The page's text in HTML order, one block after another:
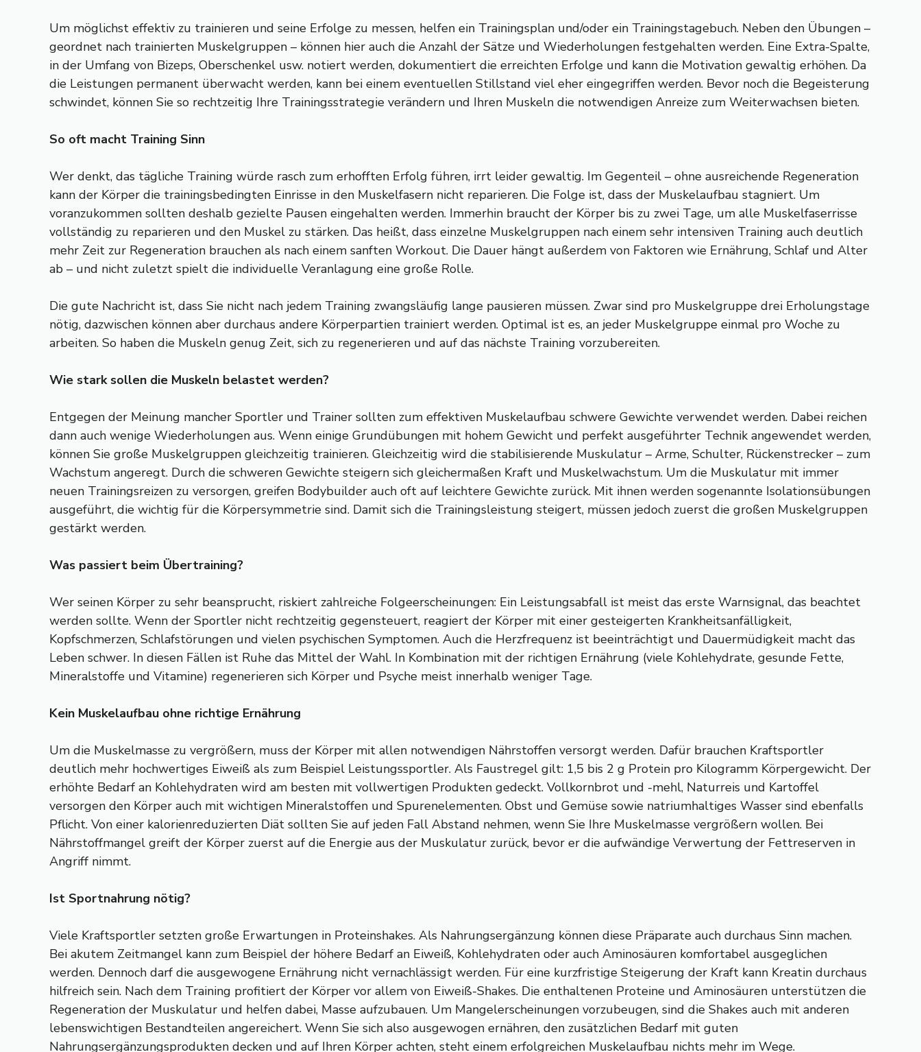
Um möglichst effektiv zu trainieren und seine Erfolge zu messen, helfen ein Trainingsplan und/oder ein Trainingstagebuch. Neben den Übungen –
geordnet nach trainierten Muskelgruppen – können hier auch die Anzahl der Sätze und Wiederholungen festgehalten werden. Eine Extra-Spalte,
in der Umfang von Bizeps, Oberschenkel usw. notiert werden, dokumentiert die erreichten Erfolge und kann die Motivation gewaltig erhöhen. Da
die Leistungen permanent überwacht werden, kann bei einem eventuellen Stillstand viel eher eingegriffen werden. Bevor noch die Begeisterung
schwindet, können Sie so rechtzeitig Ihre Trainingsstrategie verändern und Ihren Muskeln die notwendigen Anreize zum Weiterwachsen bieten.
So oft macht Training Sinn
Wer denkt, das tägliche Training würde rasch zum erhofften Erfolg führen, irrt leider gewaltig. Im Gegenteil – ohne ausreichende Regeneration
kann der Körper die trainingsbedingten Einrisse in den Muskelfasern nicht reparieren. Die Folge ist, dass der Muskelaufbau stagniert. Um
voranzukommen sollten deshalb gezielte Pausen eingehalten werden. Immerhin braucht der Körper bis zu zwei Tage, um alle Muskelfaserrisse
vollständig zu reparieren und den Muskel zu stärken. Das heißt, dass einzelne Muskelgruppen nach einem sehr intensiven Training auch deutlich
mehr Zeit zur Regeneration brauchen als nach einem sanften Workout. Die Dauer hängt außerdem von Faktoren wie Ernährung, Schlaf und Alter
ab – und nicht zuletzt spielt die individuelle Veranlagung eine große Rolle.
Die gute Nachricht ist, dass Sie nicht nach jedem Training zwangsläufig lange pausieren müssen. Zwar sind pro Muskelgruppe drei Erholungstage
nötig, dazwischen können aber durchaus andere Körperpartien trainiert werden. Optimal ist es, an jeder Muskelgruppe einmal pro Woche zu
arbeiten. So haben die Muskeln genug Zeit, sich zu regenerieren und auf das nächste Training vorzubereiten.
Wie stark sollen die Muskeln belastet werden?
Entgegen der Meinung mancher Sportler und Trainer sollten zum effektiven Muskelaufbau schwere Gewichte verwendet werden. Dabei reichen
dann auch wenige Wiederholungen aus. Wenn einige Grundübungen mit hohem Gewicht und perfekt ausgeführter Technik angewendet werden,
können Sie große Muskelgruppen gleichzeitig trainieren. Gleichzeitig wird die stabilisierende Muskulatur – Arme, Schulter, Rückenstrecker – zum
Wachstum angeregt. Durch die schweren Gewichte steigern sich gleichermaßen Kraft und Muskelwachstum. Um die Muskulatur mit immer
neuen Trainingsreizen zu versorgen, greifen Bodybuilder auch oft auf leichtere Gewichte zurück. Mit ihnen werden sogenannte Isolationsübungen
ausgeführt, die wichtig für die Körpersymmetrie sind. Damit sich die Trainingsleistung steigert, müssen jedoch zuerst die großen Muskelgruppen
gestärkt werden.
Was passiert beim Übertraining?
Wer seinen Körper zu sehr beansprucht, riskiert zahlreiche Folgeerscheinungen: Ein Leistungsabfall ist meist das erste Warnsignal, das beachtet
werden sollte. Wenn der Sportler nicht rechtzeitig gegensteuert, reagiert der Körper mit einer gesteigerten Krankheitsanfälligkeit,
Kopfschmerzen, Schlafstörungen und vielen psychischen Symptomen. Auch die Herzfrequenz ist beeinträchtigt und Dauermüdigkeit macht das
Leben schwer. In diesen Fällen ist Ruhe das Mittel der Wahl. In Kombination mit der richtigen Ernährung (viele Kohlehydrate, gesunde Fette,
Mineralstoffe und Vitamine) regenerieren sich Körper und Psyche meist innerhalb weniger Tage.
Kein Muskelaufbau ohne richtige Ernährung
Um die Muskelmasse zu vergrößern, muss der Körper mit allen notwendigen Nährstoffen versorgt werden. Dafür brauchen Kraftsportler
deutlich mehr hochwertiges Eiweiß als zum Beispiel Leistungssportler. Als Faustregel gilt: 1,5 bis 2 g Protein pro Kilogramm Körpergewicht. Der
erhöhte Bedarf an Kohlehydraten wird am besten mit vollwertigen Produkten gedeckt. Vollkornbrot und -mehl, Naturreis und Kartoffel
versorgen den Körper auch mit wichtigen Mineralstoffen und Spurenelementen. Obst und Gemüse sowie natriumhaltiges Wasser sind ebenfalls
Pflicht. Von einer kalorienreduzierten Diät sollten Sie auf jeden Fall Abstand nehmen, wenn Sie Ihre Muskelmasse vergrößern wollen. Bei
Nährstoffmangel greift der Körper zuerst auf die Energie aus der Muskulatur zurück, bevor er die aufwändige Verwertung der Fettreserven in
Angriff nimmt.
Ist Sportnahrung nötig?
Viele Kraftsportler setzten große Erwartungen in Proteinshakes. Als Nahrungsergänzung können diese Präparate auch durchaus Sinn machen.
Bei akutem Zeitmangel kann zum Beispiel der höhere Bedarf an Eiweiß, Kohlehydraten oder auch Aminosäuren komfortabel ausgeglichen
werden. Dennoch darf die ausgewogene Ernährung nicht vernachlässigt werden. Für eine kurzfristige Steigerung der Kraft kann Kreatin durchaus
hilfreich sein. Nach dem Training profitiert der Körper vor allem von Eiweiß-Shakes. Die enthaltenen Proteine und Aminosäuren unterstützen die
Regeneration der Muskulatur und helfen dabei, Masse aufzubauen. Um Mangelerscheinungen vorzubeugen, sind die Shakes auch mit anderen
lebenswichtigen Bestandteilen angereichert. Wenn Sie sich also ausgewogen ernähren, den zusätzlichen Bedarf mit guten
Nahrungsergänzungsprodukten decken und auf Ihren Körper achten, steht einem erfolgreichen Muskelaufbau nichts mehr im Wege.